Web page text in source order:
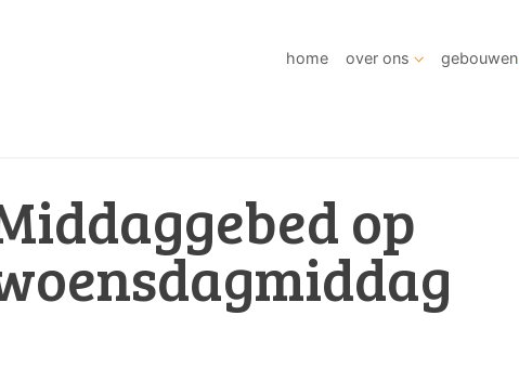
home over ons gebouwen
op